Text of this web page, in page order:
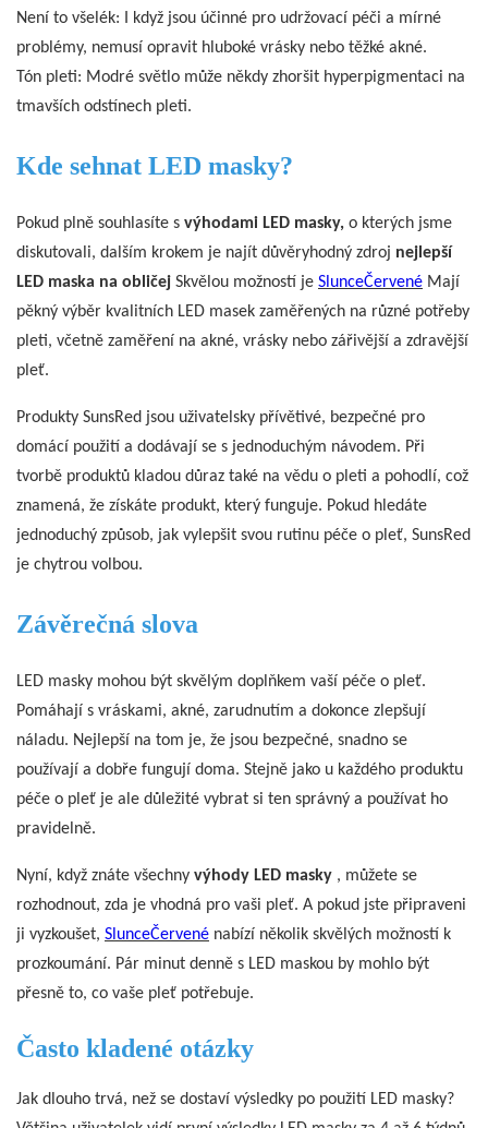
Není to všelék: I když jsou účinné pro udržovací péči a mírné
problémy, nemusí opravit hluboké vrásky nebo těžké akné.
Tón pleti: Modré světlo může někdy zhoršit hyperpigmentaci na
tmavších odstínech pleti.
Kde sehnat LED masky?
Pokud plně souhlasíte s výhodami LED masky, o kterých jsme
diskutovali, dalším krokem je najít důvěryhodný zdroj nejlepší
LED maska ​​na obličej Skvělou možností je SlunceČervené Mají
pěkný výběr kvalitních LED masek zaměřených na různé potřeby
pleti, včetně zaměření na akné, vrásky nebo zářivější a zdravější
pleť.
Produkty SunsRed jsou uživatelsky přívětivé, bezpečné pro
domácí použití a dodávají se s jednoduchým návodem. Při
tvorbě produktů kladou důraz také na vědu o pleti a pohodlí, což
znamená, že získáte produkt, který funguje. Pokud hledáte
jednoduchý způsob, jak vylepšit svou rutinu péče o pleť, SunsRed
je chytrou volbou.
Závěrečná slova
LED masky mohou být skvělým doplňkem vaší péče o pleť.
Pomáhají s vráskami, akné, zarudnutím a dokonce zlepšují
náladu. Nejlepší na tom je, že jsou bezpečné, snadno se
používají a dobře fungují doma. Stejně jako u každého produktu
péče o pleť je ale důležité vybrat si ten správný a používat ho
pravidelně.
Nyní, když znáte všechny výhody LED masky , můžete se
rozhodnout, zda je vhodná pro vaši pleť. A pokud jste připraveni
ji vyzkoušet, SlunceČervené nabízí několik skvělých možností k
prozkoumání. Pár minut denně s LED maskou by mohlo být
přesně to, co vaše pleť potřebuje.
Často kladené otázky
Jak dlouho trvá, než se dostaví výsledky po použití LED masky?